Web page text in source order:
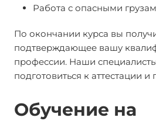
Работа с опасными
По окончании курса вы
подтверждающее вашу
профессии. Наши
подготовиться к аттестации и
Обучение на